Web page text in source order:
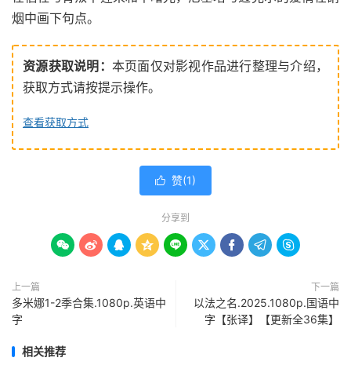
烟中画下句点。
资源获取说明： 本页面仅对影视作品进行整理与介绍，
获取方式请按提示操作。
查看获取方式
 赞(1)
分享到
        
上一篇
多米娜1-2季合集.1080p.英语中
字
下一篇
以法之名.2025.1080p.国语中
字【张译】【更新全36集】
相关推荐